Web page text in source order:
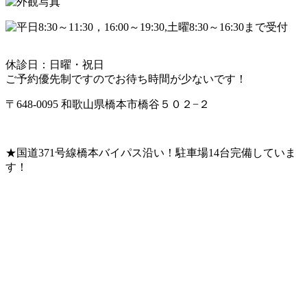
休診日：日曜・祝日
ご予約優先制ですのでお待ち時間が少ないです！
〒648-0095 和歌山県橋本市橋谷５０２−２
★国道371号線橋本バイパス沿い！駐車場14台完備していま
す！